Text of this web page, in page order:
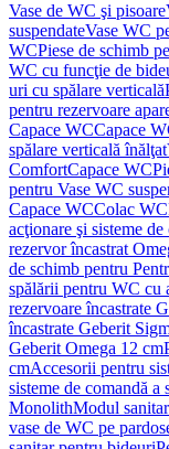
Vase de WC şi pisoare
suspendateVase WC
WCPiese de schimb
WC cu funcţie de
uri cu spălare verticală
pentru rezervoare
Capace WCCapace
spălare verticală înălţat
ComfortCapace WC
pentru Vase WC
Capace WCColac WC
acţionare şi sisteme
rezervor încastrat
de schimb pentru
spălării pentru WC cu
rezervoare încastrate
încastrate Geberit
Geberit Omega 12 cm
cmAccesorii pentru
sisteme de comandă
MonolithModul
vase de WC pe